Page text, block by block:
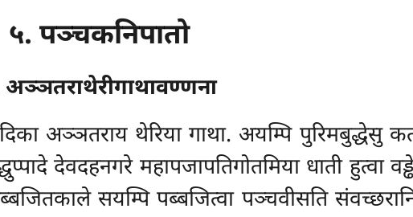
५. पञ्चकनिपातो
अञ्ञतराथेरीगाथावण्णना
अञ्ञतराय थेरिया गाथा. अयम्पि पुरिमबुद्धेसु
देवदहनगरे महापजापतिगोतमिया धाती हुत्वा
सयम्पि पब्बजित्वा पञ्चवीसति